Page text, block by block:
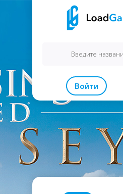
Войти